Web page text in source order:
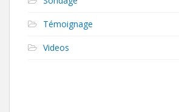
Témoignage
Videos